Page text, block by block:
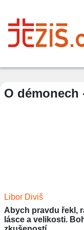
O
Libor Diviš
Abych pravdu řekl,
lásce a velikosti.